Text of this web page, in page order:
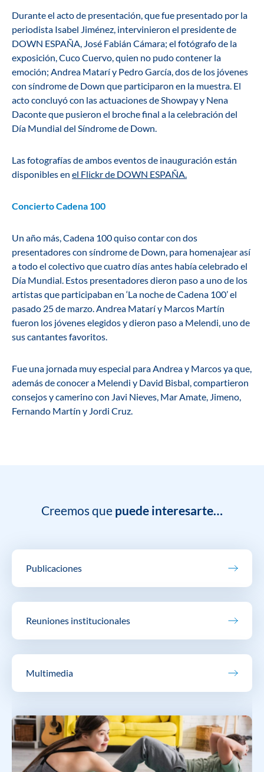
Durante el acto de presentación, que fue presentado por la
periodista Isabel Jiménez, intervinieron el presidente de
DOWN ESPAÑA, José Fabián Cámara; el fotógrafo de la
exposición, Cuco Cuervo, quien no pudo contener la
emoción; Andrea Matarí y Pedro García, dos de los jóvenes
con síndrome de Down que participaron en la muestra. El
acto concluyó con las actuaciones de Showpay y Nena
Daconte que pusieron el broche final a la celebración del
Día Mundial del Síndrome de Down.
Las fotografías de ambos eventos de inauguración están
disponibles en el Flickr de DOWN ESPAÑA.
Concierto Cadena 100
Un año más, Cadena 100 quiso contar con dos
presentadores con síndrome de Down, para homenajear así
a todo el colectivo que cuatro días antes había celebrado el
Día Mundial. Estos presentadores dieron paso a uno de los
artistas que participaban en ‘La noche de Cadena 100’ el
pasado 25 de marzo. Andrea Matarí y Marcos Martín
fueron los jóvenes elegidos y dieron paso a Melendi, uno de
sus cantantes favoritos.
Fue una jornada muy especial para Andrea y Marcos ya que,
además de conocer a Melendi y David Bisbal, compartieron
consejos y camerino con Javi Nieves, Mar Amate, Jimeno,
Fernando Martín y Jordi Cruz.
Creemos que puede interesarte…
Publicaciones
Reuniones institucionales
Multimedia